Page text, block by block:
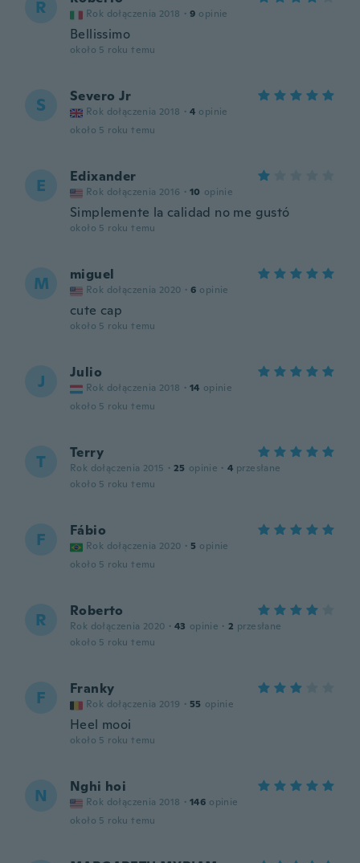
R Rok dołączenia 2018 · 9 opinie
Bellissimo
około 5 roku temu
S Severo Jr
Rok dołączenia 2018 · 4 opinie
około 5 roku temu
E Edixander
Rok dołączenia 2016 · 10 opinie
Simplemente la calidad no me gustó
około 5 roku temu
M miguel
Rok dołączenia 2020 · 6 opinie
cute cap
około 5 roku temu
J Julio
Rok dołączenia 2018 · 14 opinie
około 5 roku temu
T Terry
Rok dołączenia 2015 · 25 opinie · 4 przesłane
około 5 roku temu
F Fábio
Rok dołączenia 2020 · 5 opinie
około 5 roku temu
R Roberto
Rok dołączenia 2020 · 43 opinie · 2 przesłane
około 5 roku temu
F Franky
Rok dołączenia 2019 · 55 opinie
Heel mooi
około 5 roku temu
N Nghi hoi
Rok dołączenia 2018 · 146 opinie
około 5 roku temu